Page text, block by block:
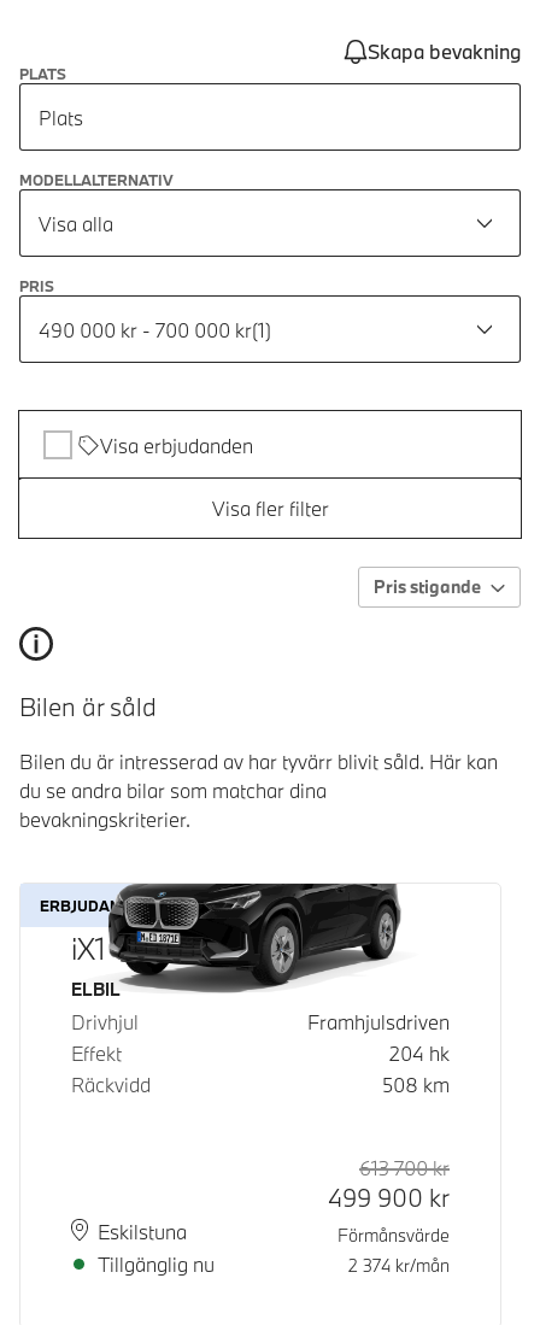
Skapa bevakning
PLATS
Plats
MODELLALTERNATIV
Visa alla
PRIS
490 000 kr - 700 000 kr(1)
Visa erbjudanden
Visa fler filter
Pris stigande
Bilen är såld
Bilen du är intresserad av har tyvärr blivit såld. Här kan
du se andra bilar som matchar dina
bevakningskriterier.
ERBJUDANDE
iX1 eDrive20
Bränsle
ELBIL
Drivhjul
Framhjulsdriven
Effekt
204 hk
Räckvidd
508 km
PlatsEskilstuna
Leveranstid
Tillgänglig nu
Rek. ord
613 700kr
499 900 kr
Förmånsvärde
2 374 kr/mån